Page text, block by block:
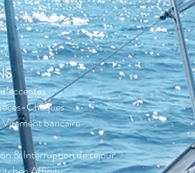
acceptés :
Chèques
bancaire
& Interruption de séjour.